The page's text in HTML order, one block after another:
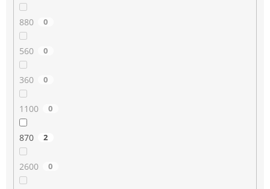
880 0
560 0
360 0
1100 0
870 2
2600 0